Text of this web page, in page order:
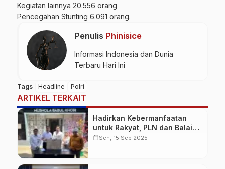
Kegiatan lainnya 20.556 orang
Pencegahan Stunting 6.091 orang.
Penulis Phinisice
Informasi Indonesia dan Dunia
Terbaru Hari Ini
Tags Headline Polri
ARTIKEL TERKAIT
Hadirkan Kebermanfaatan
untuk Rakyat, PLN dan Balai
TN Bantimurung Bulusaraung
calendar_monthSen, 15 Sep 2025